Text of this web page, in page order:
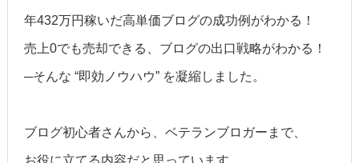
年432万円稼いだ高単価ブログの成功例がわかる！
売上0でも売却できる、ブログの出口戦略がわかる！
─そんな “即効ノウハウ” を凝縮しました。
ブログ初心者さんから、ベテランブロガーまで、
お役に立てる内容だと思っています。